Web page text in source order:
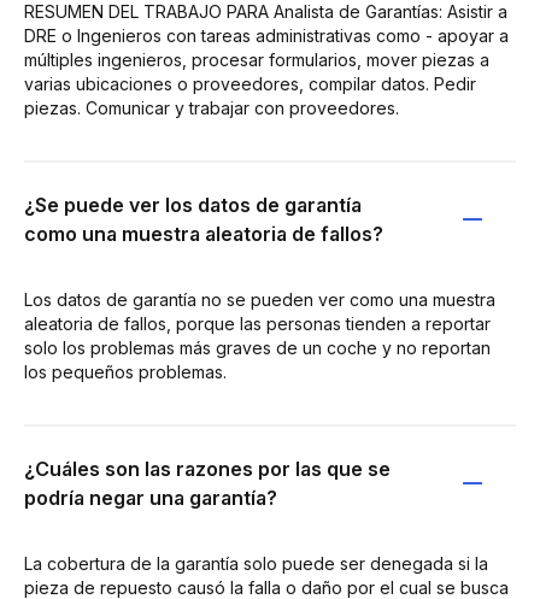
RESUMEN DEL TRABAJO PARA Analista de Garantías: Asistir a
DRE o Ingenieros con tareas administrativas como - apoyar a
múltiples ingenieros, procesar formularios, mover piezas a
varias ubicaciones o proveedores, compilar datos. Pedir
piezas. Comunicar y trabajar con proveedores.
¿Se puede ver los datos de garantía
como una muestra aleatoria de fallos?
Los datos de garantía no se pueden ver como una muestra
aleatoria de fallos, porque las personas tienden a reportar
solo los problemas más graves de un coche y no reportan
los pequeños problemas.
¿Cuáles son las razones por las que se
podría negar una garantía?
La cobertura de la garantía solo puede ser denegada si la
pieza de repuesto causó la falla o daño por el cual se busca